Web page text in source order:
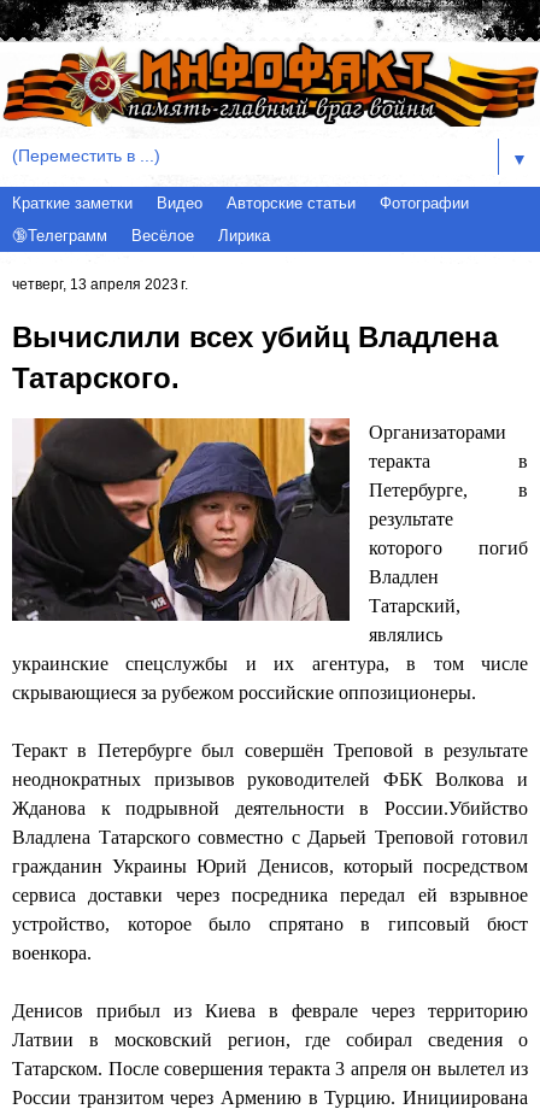
▼
Краткие заметки Видео Авторские статьи
Фотографии
🔞Телеграмм
Весёлое Лирика
четверг, 13 апреля 2023 г.
Вычислили всех убийц Владлена
Татарского.
Организаторами
теракта в
Петербурге, в
результате
которого погиб
Владлен
Татарский,
являлись
украинские спецслужбы и их агентура, в том числе
скрывающиеся за рубежом российские оппозиционеры.
Теракт в Петербурге был совершён Треповой в результате
неоднократных призывов руководителей ФБК Волкова и
Жданова к подрывной деятельности в России.Убийство
Владлена Татарского совместно с Дарьей Треповой готовил
гражданин Украины Юрий Денисов, который посредством
сервиса доставки через посредника передал ей взрывное
устройство, которое было спрятано в гипсовый бюст
военкора.
Денисов прибыл из Киева в феврале через территорию
Латвии в московский регион, где собирал сведения о
Татарском. После совершения теракта 3 апреля он вылетел из
России транзитом через Армению в Турцию. Инициирована